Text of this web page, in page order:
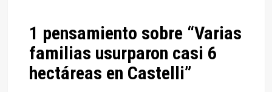
1 pensamiento sobre “Varias
familias usurparon casi 6
hectáreas en Castelli”